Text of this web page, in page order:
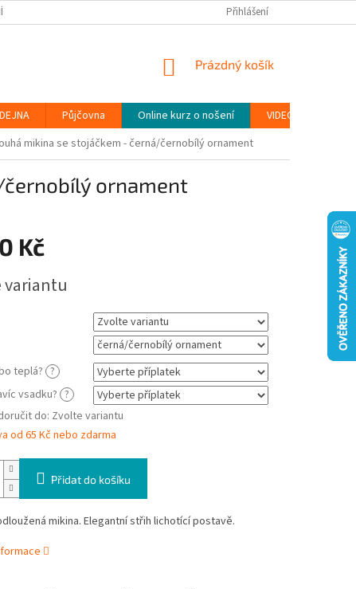
PODMÍNKY OCHRANY OSOBNÍCH ÚDAJŮ (GDPR)
Přihlášení
NÁKUPNÍ
Prázdný košík
Půjčovna Online kurz o nošení
VIDEONÁVODY
mikina se stojáčkem - černá/černobílý ornament
ornament
Kč
variantu
teplá? ?
vsadku? ?
do: Zvolte variantu
od 65 Kč nebo zdarma
Přidat do košíku
mikina. Elegantní střih lichotící postavě.